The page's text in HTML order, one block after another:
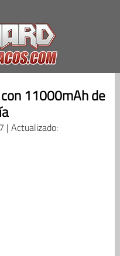
11000mAh de
| Actualizado: